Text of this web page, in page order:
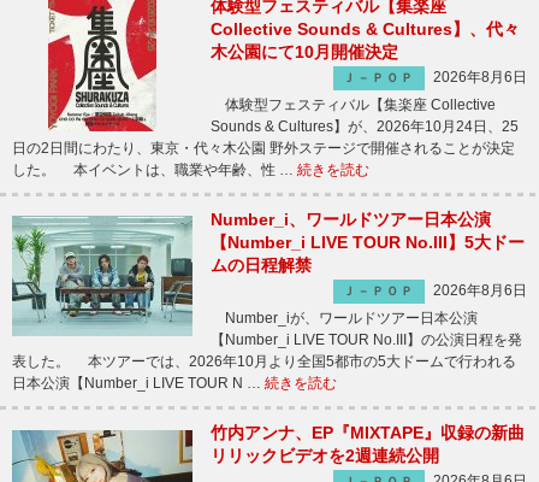
体験型フェスティバル【集楽座
Collective Sounds & Cultures】、代々
木公園にて10月開催決定
Ｊ－ＰＯＰ
2026年8月6日
体験型フェスティバル【集楽座 Collective
Sounds & Cultures】が、2026年10月24日、25
日の2日間にわたり、東京・代々木公園 野外ステージで開催されることが決定
した。 本イベントは、職業や年齢、性 … 続きを読む
Number_i、ワールドツアー日本公演
【Number_i LIVE TOUR No.III】5大ドー
ムの日程解禁
Ｊ－ＰＯＰ
2026年8月6日
Number_iが、ワールドツアー日本公演
【Number_i LIVE TOUR No.III】の公演日程を発
表した。 本ツアーでは、2026年10月より全国5都市の5大ドームで行われる
日本公演【Number_i LIVE TOUR N … 続きを読む
竹内アンナ、EP『MIXTAPE』収録の新曲
リリックビデオを2週連続公開